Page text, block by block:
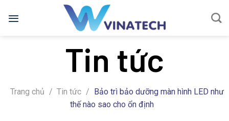
qua
Tin tức
Trang chủ / Tin tức / Bảo trì bảo dưỡng màn hình LED như
thế nào sao cho ổn định